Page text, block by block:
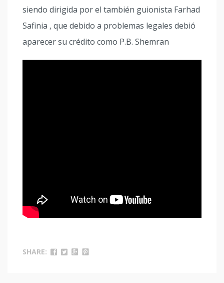
siendo dirigida por el también guionista Farhad
Safinia , que debido a problemas legales debió
aparecer su crédito como P.B. Shemran
SHARE: